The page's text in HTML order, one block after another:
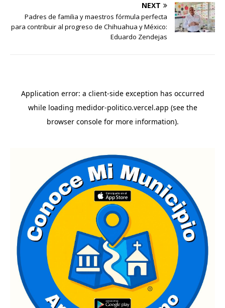
NEXT
Padres de familia y maestros fórmula perfecta
para contribuir al progreso de Chihuahua y México:
Eduardo Zendejas